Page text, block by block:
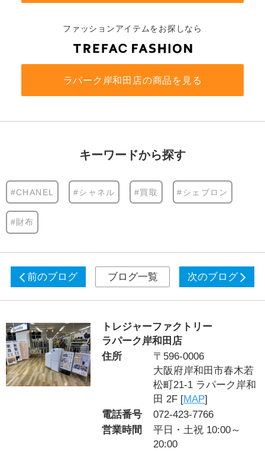
ファッションアイテムをお探しなら
ラパーク岸和田店の商品を見る
キーワードから探す
#CHANEL #シャネル #買取 #シェブロン
#財布
前のブログ ブログ一覧 次のブログ
トレジャーファクトリー
ラパーク岸和田店
住所
〒596-0006
大阪府岸和田市春木若
松町21-1 ラパーク岸和
田 2F [MAP]
電話番号
072-423-7766
営業時間
平日・土祝 10:00～
20:00